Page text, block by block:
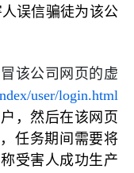
误信骗徒为该公
冒该公司网页的虚
user/login.html
，然后在该网页
，任务期间需要将
受害人成功生产